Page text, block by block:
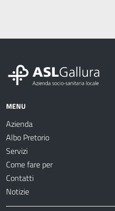
MENU
Azienda
Albo Pretorio
Servizi
Come fare per
Contatti
Notizie